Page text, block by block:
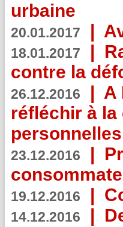
urbaine
20.01.2017 |
18.01.2017 |
contre la
26.12.2016 | A
réfléchir à
personnelles
23.12.2016 |
19.12.2016 |
14.12.2016 |